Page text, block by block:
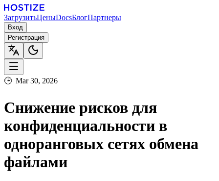
ЗагрузитьЦеныDocsБлогПартнеры
Вход
Регистрация
🕒 Mar 30, 2026
Снижение рисков для
конфиденциальности в
одноранговых сетях обмена
файлами